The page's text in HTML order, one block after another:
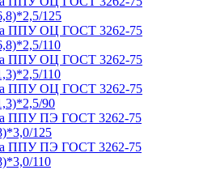
125
ППУ ОЦ ГОСТ 3262-75
110
ППУ ОЦ ГОСТ 3262-75
110
ППУ ОЦ ГОСТ 3262-75
90
ППУ ПЭ ГОСТ 3262-75
125
ППУ ПЭ ГОСТ 3262-75
110